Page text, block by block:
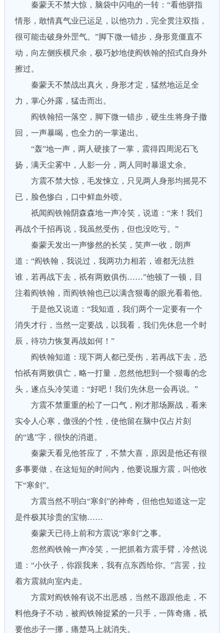
秦蒙天不禁大惊，脑袋中闪电的一转：“看他骈指
情形，敢情真气业已运足，以他功力，完全贯注双指，
很可能击破身外罡气。”脚下微一错步，身形竟僵直不
动，向左侧疾横尺余，极巧妙地使阎铁翰的招式自身外
擦过。
秦蒙天不禁战出真火，身形才定，猛然地运足全
力，掌心外露，猛击而出。
阎铁翰招一落空，脚下微一错步，硬生生将身子撤
回，一声暴喝，也全力的一掌递出。
“轰”地一声，两人硬接了一掌，震得四周泥石飞
扬，满天尘雾中，人影一分，两人同时暴退丈余。
方震不禁大惊，毛发悚立，只见两人身形均摇晃不
已，脸色惨白，口中鲜血外喷。
祇闻阎铁翰阴森森地一声冷笑，说道：“来！我们
再战个千招再说，我虽然受伤，但也没吃亏。”
秦蒙天发出一声惨然的长笑，笑声一收，朗声
道：“阎铁翰，我说过，我两功力相若，谁都无法胜
谁，若再战下去，祇有两败俱伤……”他顿了一顿，目
注着阎铁翰，而阎铁翰也已以满含狠毒的眼光看着他。
于是他又说道：“我知道，我们两个一定要有一个
消失才行，当然一定要战，以我看，我们先休息一个时
辰，待功力恢复再战如何！”
阎铁翰知道：现下两人都已受伤，若再战下去，恐
怕祇有两败俱亡，略一打量，忽然他想到一个狠毒的念
头，遂点头冷笑道：“好吧！我们先休息一会再说。”
方震不禁重重的松了一口气，刚才那场厮战，看来
实令人心寒，傲强的个性，使他留在脑中仅占片刻
的“逃”字，很快的消逝。
秦蒙天看见他答应了，不禁大喜，原因是他还有很
多事要做，在这短短的时间内，他要说服方震，叫他收
下“寒剑”。
方震当然不明白“寒剑”的神奇，但他也知道这一定
是件极其珍贵的宝物……
秦蒙天已待上前和方震说“寒剑”之事。
忽然阎铁翰一声冷笑，一把抓着方震手臂，冷然说
道：“小伙子，你跟我来，我有点东西给你。”言罢，拉
着方震就向室内走。
方震对阎铁翰有说不出恶感，当然不愿跟他走，不
料他身子不动，被阎铁翰捉紧的一只手，一阵奇痛，祇
要他步子一挪，痛楚马上就消失。